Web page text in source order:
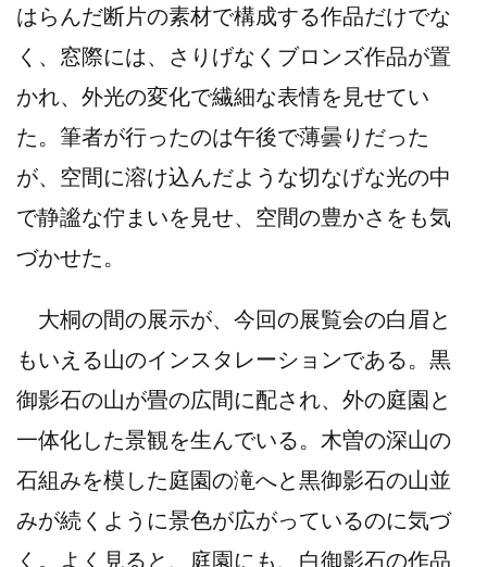
はらんだ断片の素材で構成する作品だけでな
く、窓際には、さりげなくブロンズ作品が置
かれ、外光の変化で繊細な表情を見せてい
た。筆者が行ったのは午後で薄曇りだった
が、空間に溶け込んだような切なげな光の中
で静謐な佇まいを見せ、空間の豊かさをも気
づかせた。
大桐の間の展示が、今回の展覧会の白眉と
もいえる山のインスタレーションである。黒
御影石の山が畳の広間に配され、外の庭園と
一体化した景観を生んでいる。木曽の深山の
石組みを模した庭園の滝へと黒御影石の山並
みが続くように景色が広がっているのに気づ
く。よく見ると、庭園にも、白御影石の作品